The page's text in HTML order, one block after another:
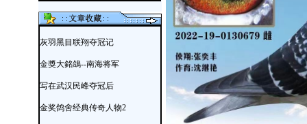
灰羽黑目联翔夺冠记
金獎大銘鴿--南海将军
写在武汉民峰夺冠后
金奖鸽舍经典传奇人物2